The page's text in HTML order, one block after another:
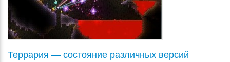
Террария — состояние различных версий